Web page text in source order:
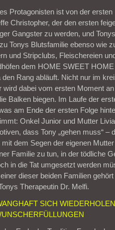
Protagonisten ist von der
Christopher, der den ersten
Gangster zu werden, und
Tonys Blutsfamilie ebenso wie
und Stripclubs, Fleischereien
dem HOME SWEET
Rang abläuft. Nicht nur im
wird dabei vom ersten Moment
Balken biegen. Im Laufe der
am Ende der ersten Folge
Onkel Junior und Mutter
dass Tony „gehen muss“ –
dem Segen der eigenen
Familie zu tun, in der tödliche
in die Tat umgesetzt werden
dieser beiden Familien
Therapeutin Dr. Melfi.
SICH